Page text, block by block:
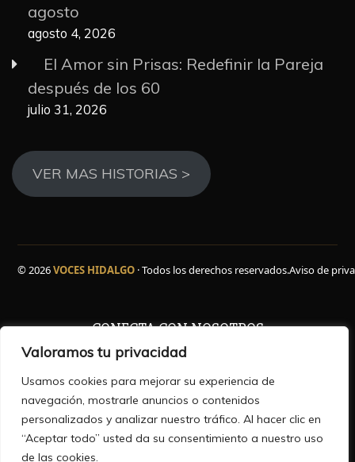
Valoramos tu privacidad
Usamos cookies para mejorar su experiencia de
navegación, mostrarle anuncios o contenidos
personalizados y analizar nuestro tráfico. Al hacer clic en
“Aceptar todo” usted da su consentimiento a nuestro uso
de las cookies.
agosto
agosto 4, 2026
El Amor sin Prisas: Redefinir la Pareja
después de los 60
julio 31, 2026
VER MAS HISTORIAS >
© 2026VOCES HIDALGO · Todos los derechos reservados.Aviso de
CONECTA CON NOSOTROS
Facebook
WhatsApp
Instagram
YouTube
TikTok
X
HISTORIAS QUE INFORMAN ,VOCES QUE INSPIRAN